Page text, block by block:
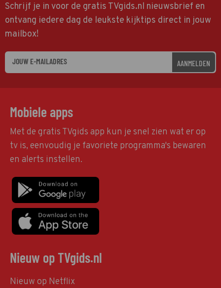
Schrijf je in voor de gratis TVgids.nl nieuwsbrief en
ontvang iedere dag de leukste kijktips direct in jouw
mailbox!
AANMELDEN
Mobiele apps
Met de gratis TVgids app kun je snel zien wat er op
tv is, eenvoudig je favoriete programma's bewaren
en alerts instellen.
Nieuw op TVgids.nl
Nieuw op Netflix